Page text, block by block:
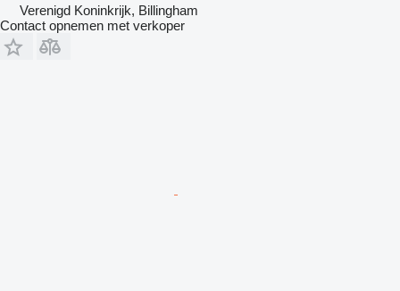
Verenigd Koninkrijk, Billingham
Contact opnemen met verkoper